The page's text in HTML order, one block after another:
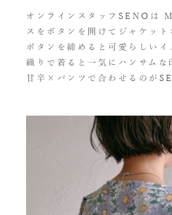
オンラインスタッフSENOは
スをボタンを開けてジャケット
ボタンを締めると可愛らしいイ
織りで着ると一気にハンサムな
甘辛×パンツで合わせるのが